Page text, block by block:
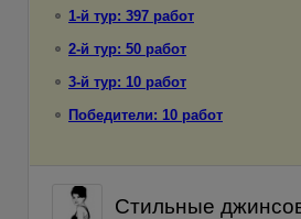
1-й тур: 397 работ
2-й тур: 50 работ
3-й тур: 10 работ
Победители: 10 работ
Стильные